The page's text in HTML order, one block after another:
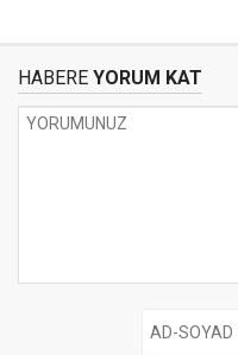
HABERE YORUM KAT